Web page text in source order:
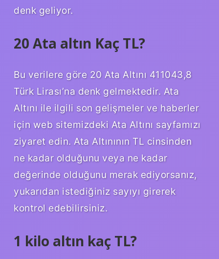
denk geliyor.
20 Ata altın Kaç TL?
Bu verilere göre 20 Ata Altını 411043,8
Türk Lirası’na denk gelmektedir. Ata
Altını ile ilgili son gelişmeler ve haberler
için web sitemizdeki Ata Altını sayfamızı
ziyaret edin. Ata Altınının TL cinsinden
ne kadar olduğunu veya ne kadar
değerinde olduğunu merak ediyorsanız,
yukarıdan istediğiniz sayıyı girerek
kontrol edebilirsiniz.
1 kilo altın kaç TL?